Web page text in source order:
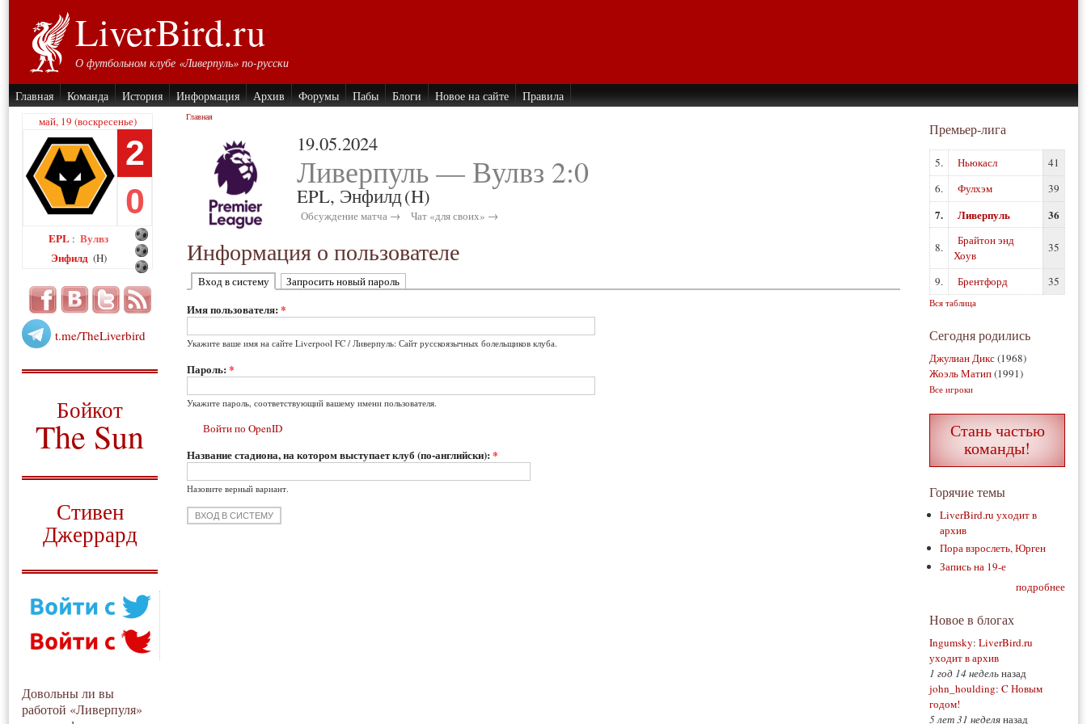
LiverBird.ru
О футбольном клубе «Ливерпуль» по-русски
Главная Команда История Информация Архив Форумы Пабы Блоги Новое на сайте Правила
май, 19 (воскресенье)
2
0
EPL : Вулвз
Энфилд (H)
t.me/TheLiverbird
Бойкот
The Sun
Стивен
Джеррард
Довольны ли вы
работой «Ливерпуля»
Главная
19.05.2024
Ливерпуль — Вулвз 2:0
EPL, Энфилд(H)
Обсуждение матча → Чат «для своих» →
Информация о пользователе
Вход в систему Запросить новый пароль
Имя пользователя:*
Укажите ваше имя на сайте Liverpool FC / Ливерпуль: Сайт русскоязычных болельщиков клуба.
Пароль:*
Укажите пароль, соответствующий вашему имени пользователя.
Войти по OpenID
Название стадиона, на котором выступает клуб (по-английски):*
Назовите верный вариант.
Премьер-лига
5. Ньюкасл
41
6.
Фулхэм 39
7. Ливерпуль 36
8.
Брайтон энд
Хоув
35
9. Брентфорд 35
Вся таблица
Сегодня родились
Джулиан Дикс(1968)
Жоэль Матип(1991)
Все игроки
Стань частью
команды!
Горячие темы
LiverBird.ru уходит в
архив
Пора взрослеть, Юрген
Запись на 19-е
подробнее
Новое в блогах
Ingumsky: LiverBird.ru
уходит в архив
1 год 14 недельназад
john_houlding: C Новым
годом!
5 лет 31 неделяназад